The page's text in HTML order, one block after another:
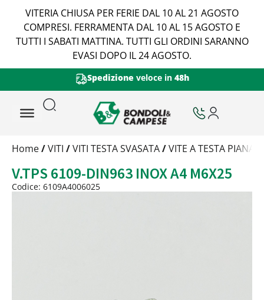
VITERIA CHIUSA PER FERIE DAL 10 AL 21 AGOSTO
COMPRESI. FERRAMENTA DAL 10 AL 15 AGOSTO E
TUTTI I SABATI MATTINA. TUTTI GLI ORDINI SARANNO
EVASI DOPO IL 24 AGOSTO.
Spedizione veloce in 48h
Trattamento
Peso
Quantità
Home/VITI /VITI TESTA SVASATA/VITE A TESTA PIANA
V.TPS 6109-DIN963 INOX A4 M6X25
Codice: 6109A4006025